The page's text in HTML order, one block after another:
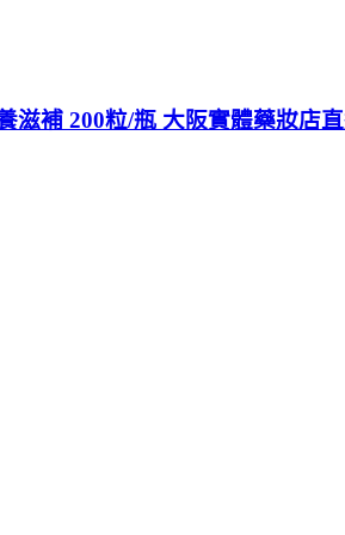
滋補 200粒/瓶 大阪實體藥妝店